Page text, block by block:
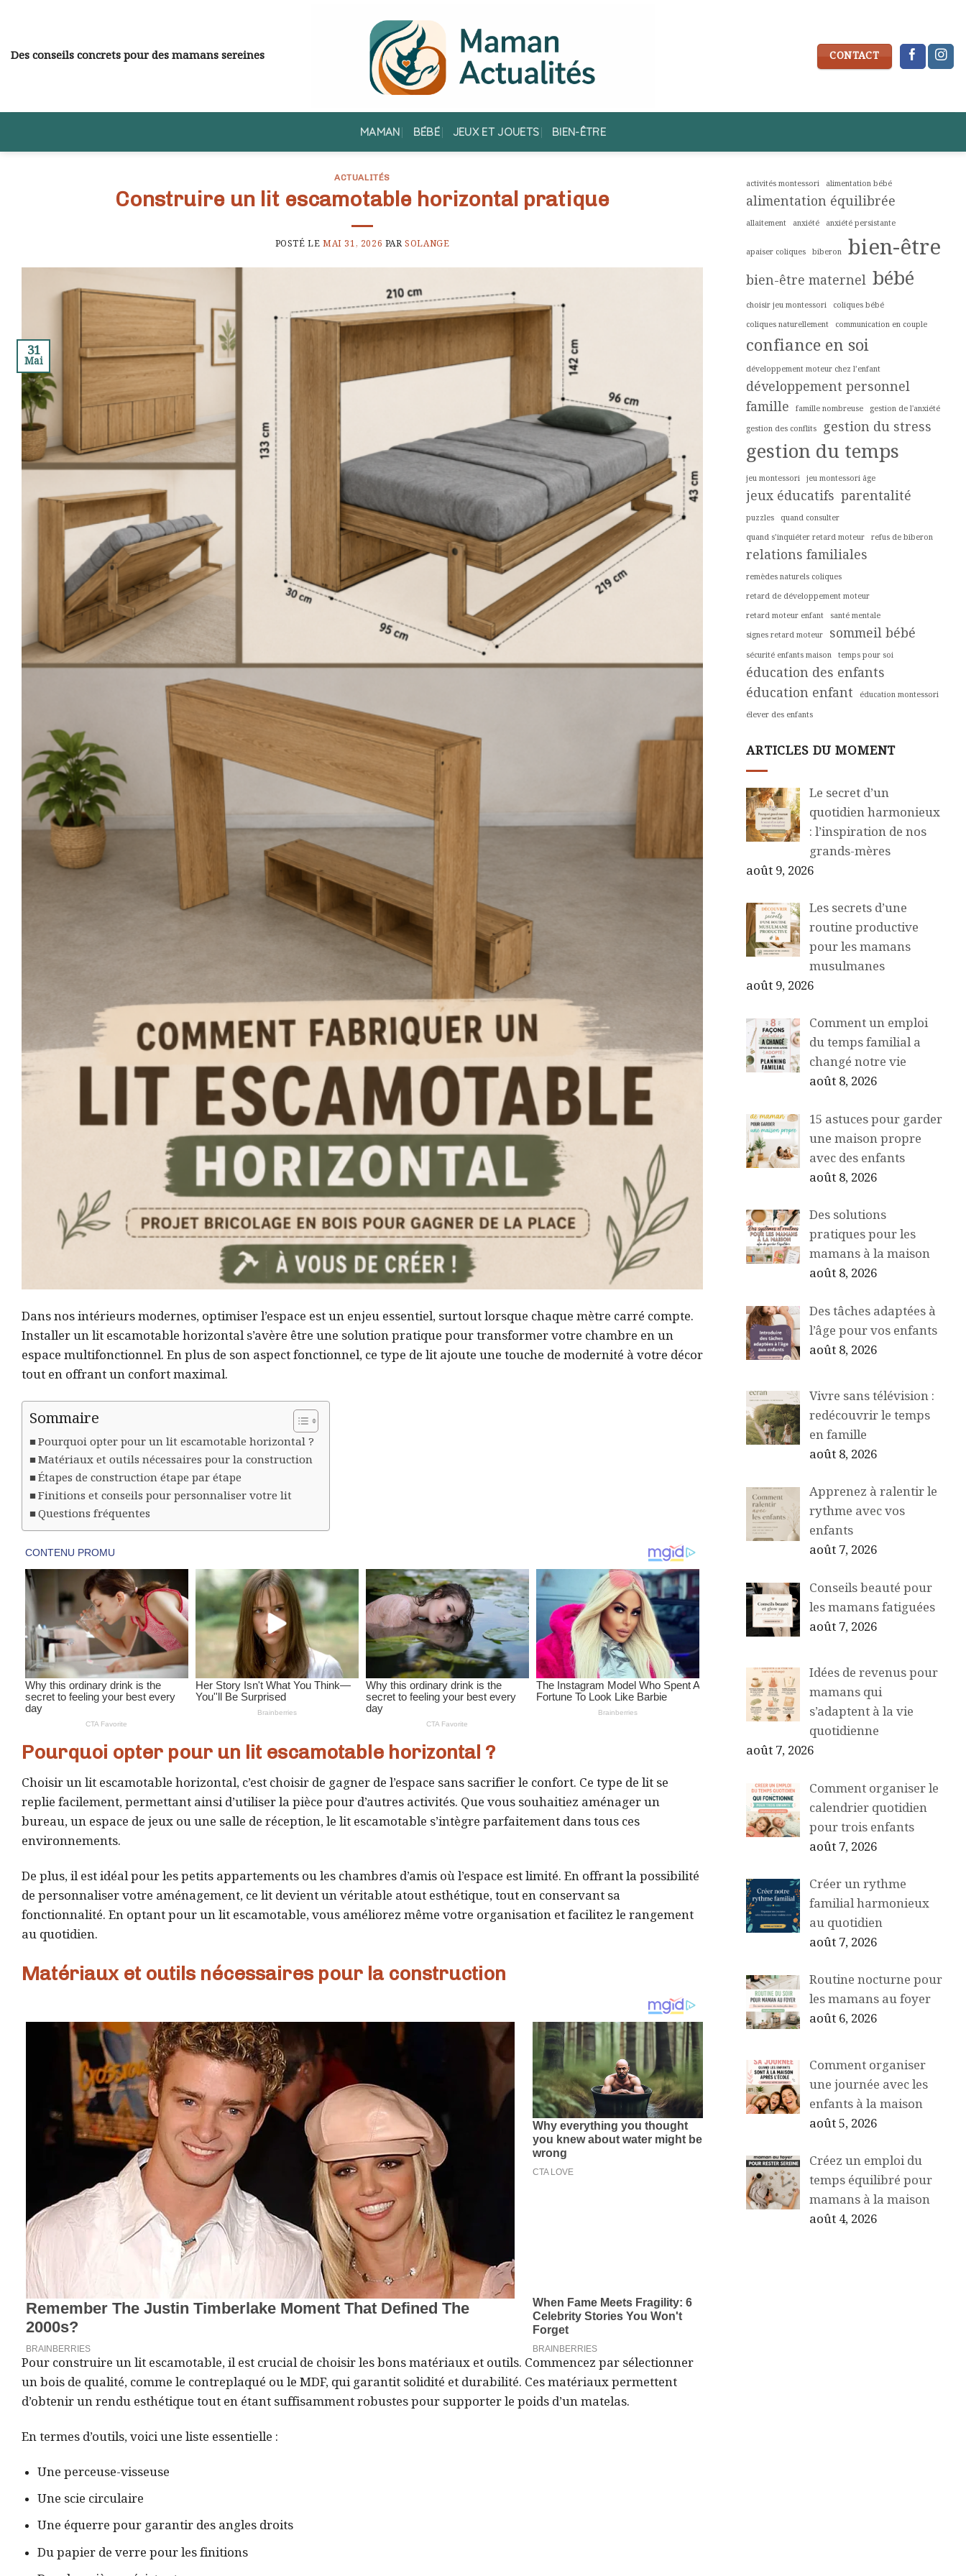
content
Des conseils concrets pour des mamans sereines CONTACT
MAMAN BÉBÉ JEUX ET JOUETS BIEN-ÊTRE
ACTUALITÉS
Construire un lit escamotable horizontal pratique
POSTÉ LEMAI 31, 2026 PARSOLANGE
31
Mai
Dans nos intérieurs modernes, optimiser l’espace est un enjeu essentiel, surtout lorsque chaque mètre carré compte.
Installer un lit escamotable horizontal s’avère être une solution pratique pour transformer votre chambre en un
espace multifonctionnel. En plus de son aspect fonctionnel, ce type de lit ajoute une touche de modernité à votre décor
tout en offrant un confort maximal.
Sommaire
Pourquoi opter pour un lit escamotable horizontal ?
Matériaux et outils nécessaires pour la construction
Étapes de construction étape par étape
Finitions et conseils pour personnaliser votre lit
Questions fréquentes
Pourquoi opter pour un lit escamotable horizontal ?
Choisir un lit escamotable horizontal, c’est choisir de gagner de l’espace sans sacrifier le confort. Ce type de lit se
replie facilement, permettant ainsi d’utiliser la pièce pour d’autres activités. Que vous souhaitiez aménager un
bureau, un espace de jeux ou une salle de réception, le lit escamotable s’intègre parfaitement dans tous ces
environnements.
De plus, il est idéal pour les petits appartements ou les chambres d’amis où l’espace est limité. En offrant la possibilité
de personnaliser votre aménagement, ce lit devient un véritable atout esthétique, tout en conservant sa
fonctionnalité. En optant pour un lit escamotable, vous améliorez même votre organisation et facilitez le rangement
au quotidien.
Matériaux et outils nécessaires pour la construction
Pour construire un lit escamotable, il est crucial de choisir les bons matériaux et outils. Commencez par sélectionner
un bois de qualité, comme le contreplaqué ou le MDF, qui garantit solidité et durabilité. Ces matériaux permettent
d’obtenir un rendu esthétique tout en étant suffisamment robustes pour supporter le poids d’un matelas.
En termes d’outils, voici une liste essentielle :
Une perceuse-visseuse
Une scie circulaire
Une équerre pour garantir des angles droits
Du papier de verre pour les finitions
activités montessori alimentation bébé
alimentation équilibrée
allaitement anxiété anxiété persistante
apaiser coliques biberon bien-être
bien-être maternel bébé
choisir jeu montessori
coliques bébé
coliques naturellement
communication en couple
confiance en soi
développement moteur chez l’enfant
développement personnel
famille
famille nombreuse
gestion de l'anxiété
gestion des conflits
gestion du stress
gestion du temps
jeu montessori jeu montessori âge
jeux éducatifs parentalité
puzzles
quand consulter
quand s’inquiéter retard moteur
refus de biberon
relations familiales
remèdes naturels coliques
retard de développement moteur
retard moteur enfant
santé mentale
signes retard moteur
sommeil bébé
sécurité enfants maison temps pour soi
éducation des enfants
éducation enfant
éducation montessori
élever des enfants
ARTICLES DU MOMENT
Le secret d’un
quotidien harmonieux
: l’inspiration de nos
grands-mères
août 9, 2026
Les secrets d’une
routine productive
pour les mamans
musulmanes
août 9, 2026
Comment un emploi
du temps familial a
changé notre vie
août 8, 2026
15 astuces pour garder
une maison propre
avec des enfants
août 8, 2026
Des solutions
pratiques pour les
mamans à la maison
août 8, 2026
Des tâches adaptées à
l’âge pour vos enfants
août 8, 2026
Vivre sans télévision :
redécouvrir le temps
en famille
août 8, 2026
Apprenez à ralentir le
rythme avec vos
enfants
août 7, 2026
Conseils beauté pour
les mamans fatiguées
août 7, 2026
Idées de revenus pour
mamans qui
s’adaptent à la vie
quotidienne
août 7, 2026
Comment organiser le
calendrier quotidien
pour trois enfants
août 7, 2026
Créer un rythme
familial harmonieux
au quotidien
août 7, 2026
Routine nocturne pour
les mamans au foyer
août 6, 2026
Comment organiser
une journée avec les
enfants à la maison
août 5, 2026
Créez un emploi du
temps équilibré pour
mamans à la maison
août 4, 2026